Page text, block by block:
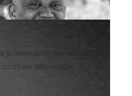
je meevoeren door een avond
talenwonder.